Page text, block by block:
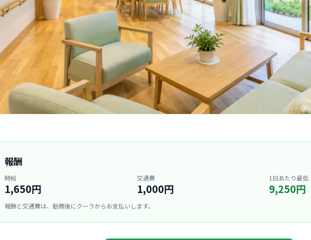
報酬
時給
1,650円
交通費
1,000円
1日あたり最低
9,250円
報酬と交通費は、勤務後にクーラからお支払いします。